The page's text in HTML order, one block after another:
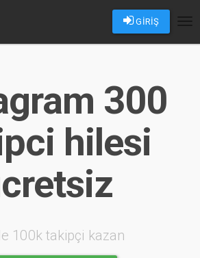
GİRİŞ
300
hilesi
100k takipçi kazan